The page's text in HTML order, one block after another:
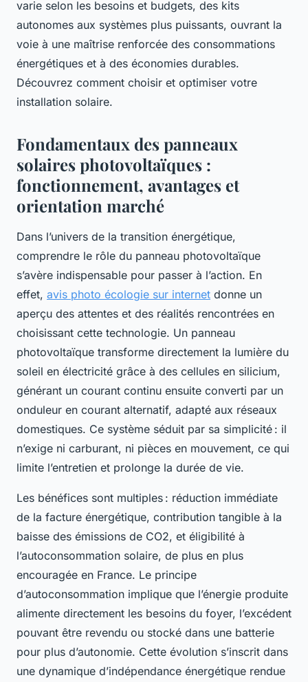
varie selon les besoins et budgets, des kits
autonomes aux systèmes plus puissants, ouvrant la
voie à une maîtrise renforcée des consommations
énergétiques et à des économies durables.
Découvrez comment choisir et optimiser votre
installation solaire.
Fondamentaux des panneaux
solaires photovoltaïques :
fonctionnement, avantages et
orientation marché
Dans l’univers de la transition énergétique,
comprendre le rôle du panneau photovoltaïque
s’avère indispensable pour passer à l’action. En
effet, avis photo écologie sur internet donne un
aperçu des attentes et des réalités rencontrées en
choisissant cette technologie. Un panneau
photovoltaïque transforme directement la lumière du
soleil en électricité grâce à des cellules en silicium,
générant un courant continu ensuite converti par un
onduleur en courant alternatif, adapté aux réseaux
domestiques. Ce système séduit par sa simplicité : il
n’exige ni carburant, ni pièces en mouvement, ce qui
limite l’entretien et prolonge la durée de vie.
Les bénéfices sont multiples : réduction immédiate
de la facture énergétique, contribution tangible à la
baisse des émissions de CO2, et éligibilité à
l’autoconsommation solaire, de plus en plus
encouragée en France. Le principe
d’autoconsommation implique que l’énergie produite
alimente directement les besoins du foyer, l’excédent
pouvant être revendu ou stocké dans une batterie
pour plus d’autonomie. Cette évolution s’inscrit dans
une dynamique d’indépendance énergétique rendue